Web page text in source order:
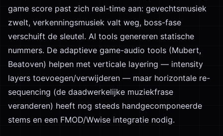
game score past zich real-time aan: gevechtsmusiek
zwelt, verkenningsmusiek valt weg, boss-fase
verschuift de sleutel. AI tools genereren statische
nummers. De adaptieve game-audio tools (Mubert,
Beatoven) helpen met verticale layering — intensity
layers toevoegen/verwijderen — maar horizontale re-
sequencing (de daadwerkelijke muziekfrase
veranderen) heeft nog steeds handgecomponeerde
stems en een FMOD/Wwise integratie nodig.